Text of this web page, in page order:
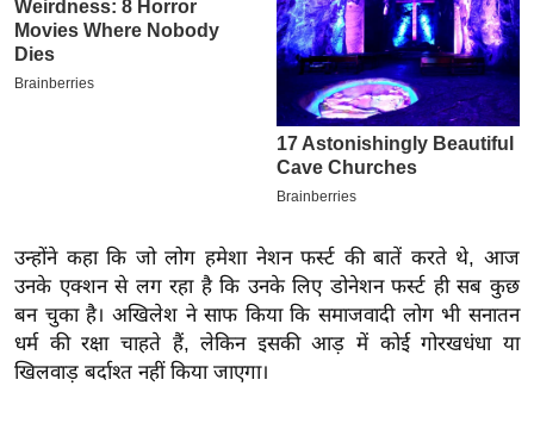
इ
म
मि
सा
ल
बे
उन्होंने कहा कि जो लोग हमेशा नेशन फर्स्ट की बातें करते थे, आज
उनके एक्शन से लग रहा है कि उनके लिए डोनेशन फर्स्ट ही सब कुछ
बन चुका है। अखिलेश ने साफ किया कि समाजवादी लोग भी सनातन
धर्म की रक्षा चाहते हैं, लेकिन इसकी आड़ में कोई गोरखधंधा या
खिलवाड़ बर्दाश्त नहीं किया जाएगा।